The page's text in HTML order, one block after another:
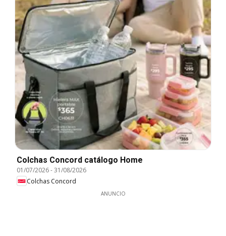
Colchas Concord catálogo Home
01/07/2026-31/08/2026
Colchas Concord
ANUNCIO